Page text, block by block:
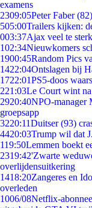
examens
2309:05Peter Faber
505:00Trailers kijken:
003:37Ajax veel te
102:34Nieuwkomers
1900:45Random Pics
1422:04Ontslagen bij
1722:01PS5-doos
221:03Le Court wint na
2920:40NPO-manager
groepsapp
3220:11Duitser (93)
4420:03Trump wil dat
119:50Lemmen boekt
2319:42'Zwarte
overlijdensuitkering
1418:20Zangeres en
overleden
1006/08Netflix-